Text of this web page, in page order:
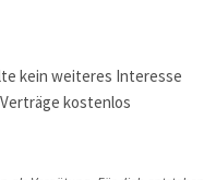
kein weiteres Interesse
kostenlos